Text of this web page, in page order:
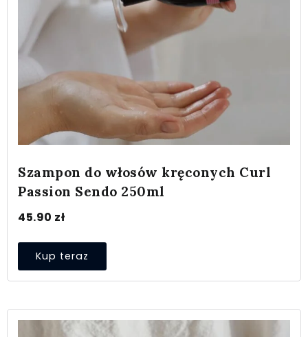
Szampon do włosów kręconych Curl
Passion Sendo 250ml
45.90 zł
Kup teraz